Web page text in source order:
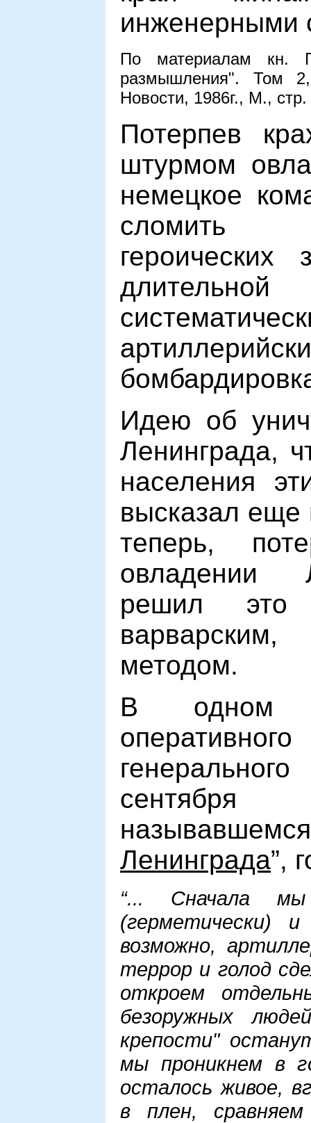
инженерными
По материалам кн.
размышления". Том
Новости, 1986г., М.,
Потерпев
штурмом
немецкое
сломить
героических
Идею об
Ленинграда,
населения
высказал
теперь,
овладении
решил это
методом.
В одном
Ленинграда”,
“... Сначала мы
(герметически)
возможно,
террор и голод
откроем
безоружных
крепости"
мы проникнем в
осталось живое,
в плен,